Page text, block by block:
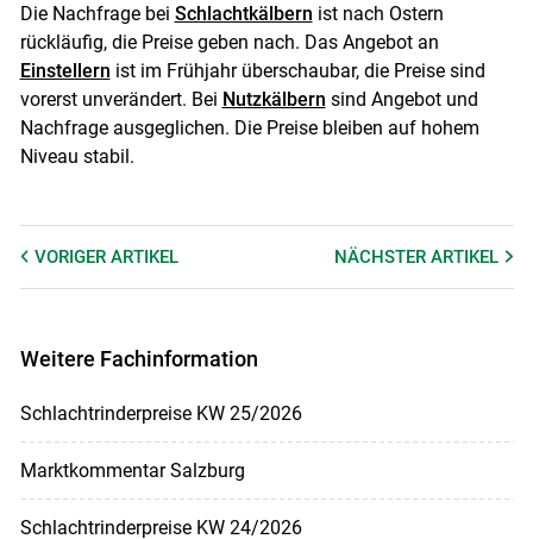
Skip to main content
Die Nachfrage bei Schlachtkälbern ist nach Ostern
rückläufig, die Preise geben nach. Das Angebot an
Einstellern ist im Frühjahr überschaubar, die Preise sind
vorerst unverändert. Bei Nutzkälbern sind Angebot und
Nachfrage ausgeglichen. Die Preise bleiben auf hohem
Niveau stabil.
VORIGER ARTIKEL NÄCHSTERARTIKEL
Weitere Fachinformation
Schlachtrinderpreise KW 25/2026
Marktkommentar Salzburg
Schlachtrinderpreise KW 24/2026